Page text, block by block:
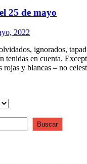
25 de mayo
2022
ignorados,
tenidas en cuenta.
rojas y blancas – no
Buscar